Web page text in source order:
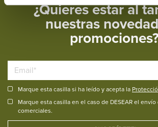
¿Quieres estar al
nuestras
Marque esta casilla si ha leído y acepta la
Marque esta casilla en el caso de DESEAR el
comerciales.